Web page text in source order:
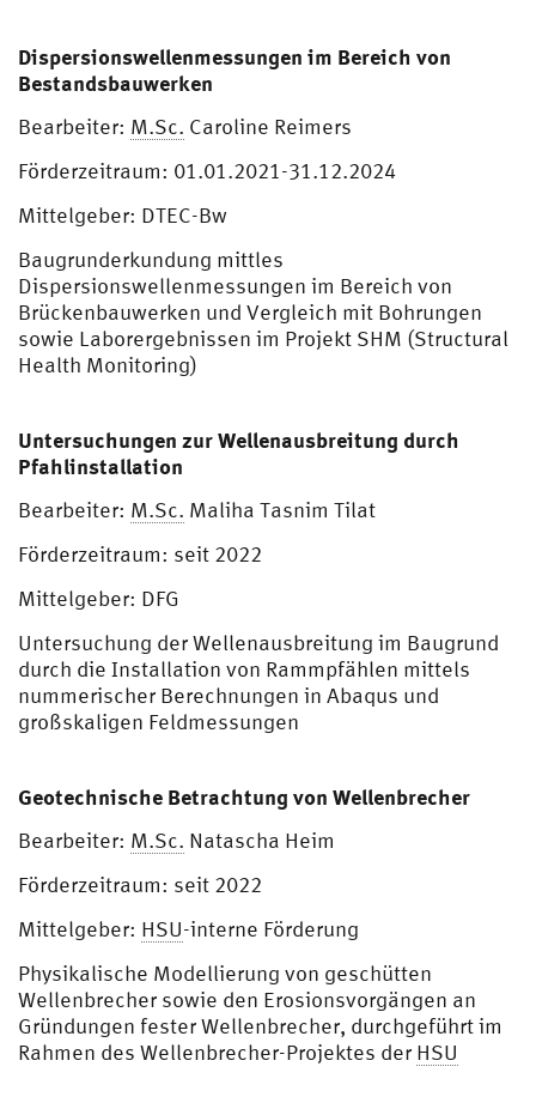
Dispersionswellenmessungen im Bereich von
Bestandsbauwerken
Bearbeiter: M.Sc. Caroline Reimers
Förderzeitraum: 01.01.2021-31.12.2024
Mittelgeber: DTEC-Bw
Baugrunderkundung mittles
Dispersionswellenmessungen im Bereich von
Brückenbauwerken und Vergleich mit Bohrungen
sowie Laborergebnissen im Projekt SHM (Structural
Health Monitoring)
Untersuchungen zur Wellenausbreitung durch
Pfahlinstallation
Bearbeiter: M.Sc. Maliha Tasnim Tilat
Förderzeitraum: seit 2022
Mittelgeber: DFG
Untersuchung der Wellenausbreitung im Baugrund
durch die Installation von Rammpfählen mittels
nummerischer Berechnungen in Abaqus und
großskaligen Feldmessungen
Geotechnische Betrachtung von Wellenbrecher
Bearbeiter: M.Sc. Natascha Heim
Förderzeitraum: seit 2022
Mittelgeber: HSU-interne Förderung
Physikalische Modellierung von geschütten
Wellenbrecher sowie den Erosionsvorgängen an
Gründungen fester Wellenbrecher, durchgeführt im
Rahmen des Wellenbrecher-Projektes der HSU